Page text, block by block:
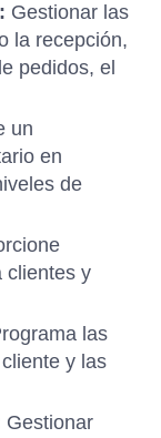
Gestionar las
la recepción,
pedidos, el
un
en
de
clientes y
las
y las
Gestionar